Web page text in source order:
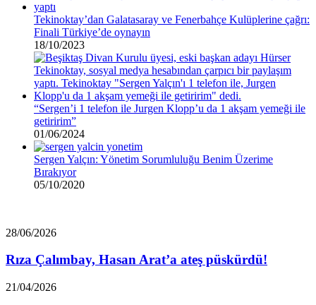
Tekinoktay’dan Galatasaray ve Fenerbahçe Kulüplerine çağrı:
Finali Türkiye’de oynayın
18/10/2023
“Sergen’i 1 telefon ile Jurgen Klopp’u da 1 akşam yemeği ile
getiririm”
01/06/2024
Sergen Yalçın: Yönetim Sorumluluğu Benim Üzerime
Bırakıyor
05/10/2020
Rıza
Hasan
ateş
28/06/2026
Rıza Çalımbay, Hasan Arat’a ateş püskürdü!
Beşiktaş
21/04/2026